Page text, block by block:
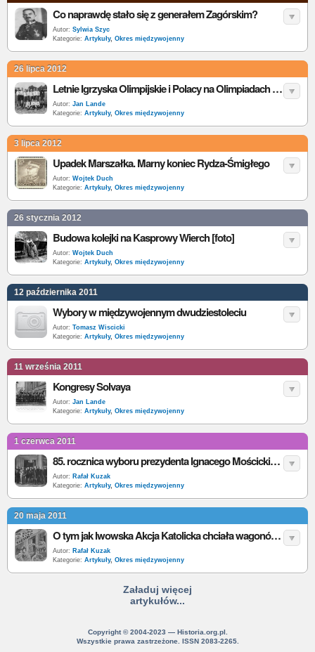
Co naprawdę stało się z generałem Zagórskim?
Autor: Sylwia Szyc
Kategorie: Artykuły, Okres międzywojenny
26 lipca 2012
Letnie Igrzyska Olimpijskie i Polacy na Olimpiadach w II RP [zdjęcia]
Autor: Jan Lande
Kategorie: Artykuły, Okres międzywojenny
3 lipca 2012
Upadek Marszałka. Marny koniec Rydza-Śmigłego
Autor: Wojtek Duch
Kategorie: Artykuły, Okres międzywojenny
26 stycznia 2012
Budowa kolejki na Kasprowy Wierch [foto]
Autor: Wojtek Duch
Kategorie: Artykuły, Okres międzywojenny
12 października 2011
Wybory w międzywojennym dwudziestoleciu
Autor: Tomasz Wiscicki
Kategorie: Artykuły, Okres międzywojenny
11 września 2011
Kongresy Solvaya
Autor: Jan Lande
Kategorie: Artykuły, Okres międzywojenny
1 czerwca 2011
85. rocznica wyboru prezydenta Ignacego Mościckiego
Autor: Rafał Kuzak
Kategorie: Artykuły, Okres międzywojenny
20 maja 2011
O tym jak lwowska Akcja Katolicka chciała wagonów „Tylko dla chrześcijan” na PKP w II RP
Autor: Rafał Kuzak
Kategorie: Artykuły, Okres międzywojenny
Załaduj więcej
artykułów...
Copyright © 2004-2023 — Historia.org.pl.
Wszystkie prawa zastrzeżone. ISSN 2083-2265.